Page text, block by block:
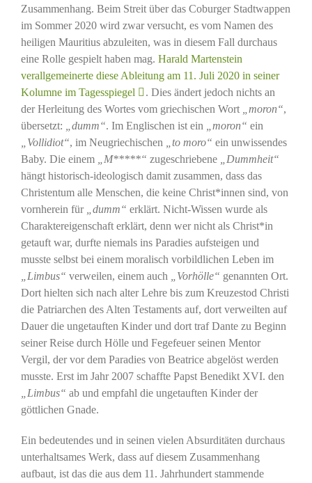
Zusammenhang. Beim Streit über das Coburger Stadtwappen
im Sommer 2020 wird zwar versucht, es vom Namen des
heiligen Mauritius abzuleiten, was in diesem Fall durchaus
eine Rolle gespielt haben mag. Harald Martenstein
verallgemeinerte diese Ableitung am 11. Juli 2020 in seiner
Kolumne im Tagesspiegel
. Dies ändert jedoch nichts an
der Herleitung des Wortes vom griechischen Wort
„moron“,
übersetzt:
„dumm“. Im Englischen ist ein „moron“ ein
„Vollidiot“, im Neugriechischen „to moro“ ein unwissendes
Baby. Die einem
„M*****“ zugeschriebene
„Dummheit“
hängt historisch-ideologisch damit zusammen, dass das
Christentum alle Menschen, die keine Christ*innen sind, von
vornherein für
„dumm“ erklärt. Nicht-Wissen wurde als
Charaktereigenschaft erklärt, denn wer nicht als Christ*in
getauft war, durfte niemals ins Paradies aufsteigen und
musste selbst bei einem moralisch vorbildlichen Leben im
„Limbus“ verweilen, einem auch „Vorhölle“ genannten Ort.
Dort hielten sich nach alter Lehre bis zum Kreuzestod Christi
die Patriarchen des Alten Testaments auf, dort verweilten auf
Dauer die ungetauften Kinder und dort traf Dante zu Beginn
seiner Reise durch Hölle und Fegefeuer seinen Mentor
Vergil, der vor dem Paradies von Beatrice abgelöst werden
musste. Erst im Jahr 2007 schaffte Papst Benedikt XVI. den
„Limbus“ ab und empfahl die ungetauften Kinder der
göttlichen Gnade.
Ein bedeutendes und in seinen vielen Absurditäten durchaus
unterhaltsames Werk, dass auf diesem Zusammenhang
aufbaut, ist das die aus dem 11. Jahrhundert stammende